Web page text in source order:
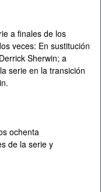
a finales de los
veces: En sustitución
Sherwin; a
serie en la transición
ochenta
de la serie y